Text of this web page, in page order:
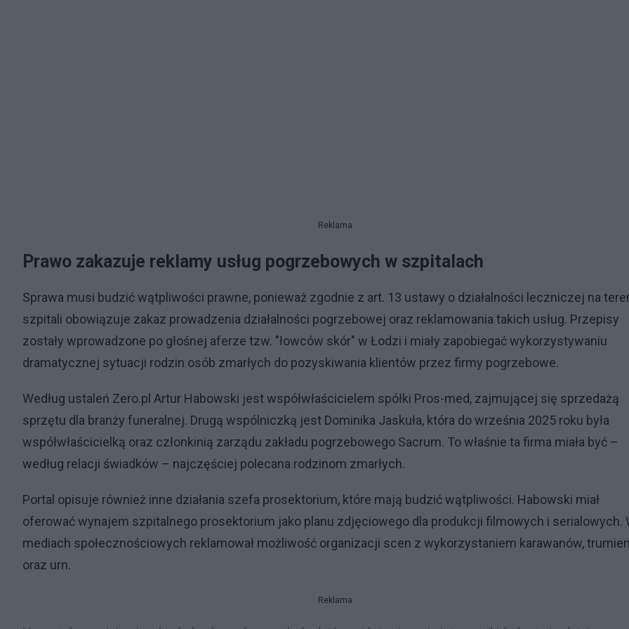
Reklama
Prawo zakazuje reklamy usług pogrzebowych w szpitalach
Sprawa musi budzić wątpliwości prawne, ponieważ zgodnie z art. 13 ustawy o działalności leczniczej na
szpitali obowiązuje zakaz prowadzenia działalności pogrzebowej oraz reklamowania takich usług. Przepisy
zostały wprowadzone po głośnej aferze tzw. "łowców skór" w Łodzi i miały zapobiegać wykorzystywaniu
dramatycznej sytuacji rodzin osób zmarłych do pozyskiwania klientów przez firmy pogrzebowe.
Według ustaleń Zero.pl Artur Habowski jest współwłaścicielem spółki Pros-med, zajmującej się sprzedażą
sprzętu dla branży funeralnej. Drugą wspólniczką jest Dominika Jaskuła, która do września 2025 roku była
współwłaścicielką oraz członkinią zarządu zakładu pogrzebowego Sacrum. To właśnie ta firma miała być –
według relacji świadków – najczęściej polecana rodzinom zmarłych.
Portal opisuje również inne działania szefa prosektorium, które mają budzić wątpliwości. Habowski miał
oferować wynajem szpitalnego prosektorium jako planu zdjęciowego dla produkcji filmowych i serialowych.
mediach społecznościowych reklamował możliwość organizacji scen z wykorzystaniem karawanów,
oraz urn.
Reklama